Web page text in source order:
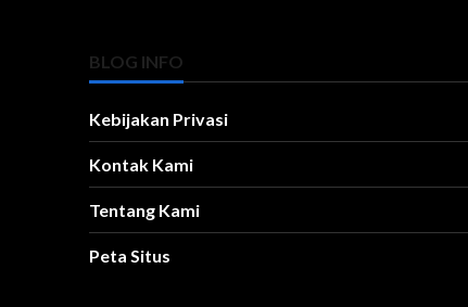
BLOG INFO
Kebijakan Privasi
Kontak Kami
Tentang Kami
Peta Situs